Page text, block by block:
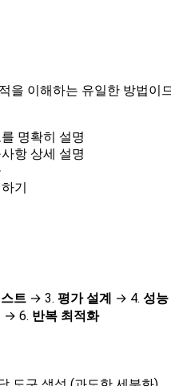
을 이해하는 유일한 방법이
명확히 설명
항 상세 설명
기
트 → 3. 평가 설계 → 4. 성능
→ 6. 반복 최적화